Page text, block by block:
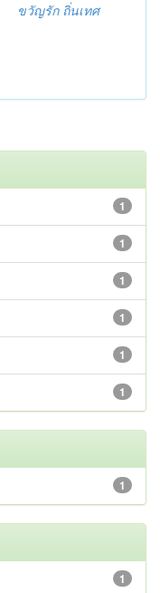
ขวัญรัก ถิ่นเทศ
1
1
1
1
1
1
1
1